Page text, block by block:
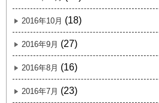
2016年10月 (18)
2016年9月 (27)
2016年8月 (16)
2016年7月 (23)